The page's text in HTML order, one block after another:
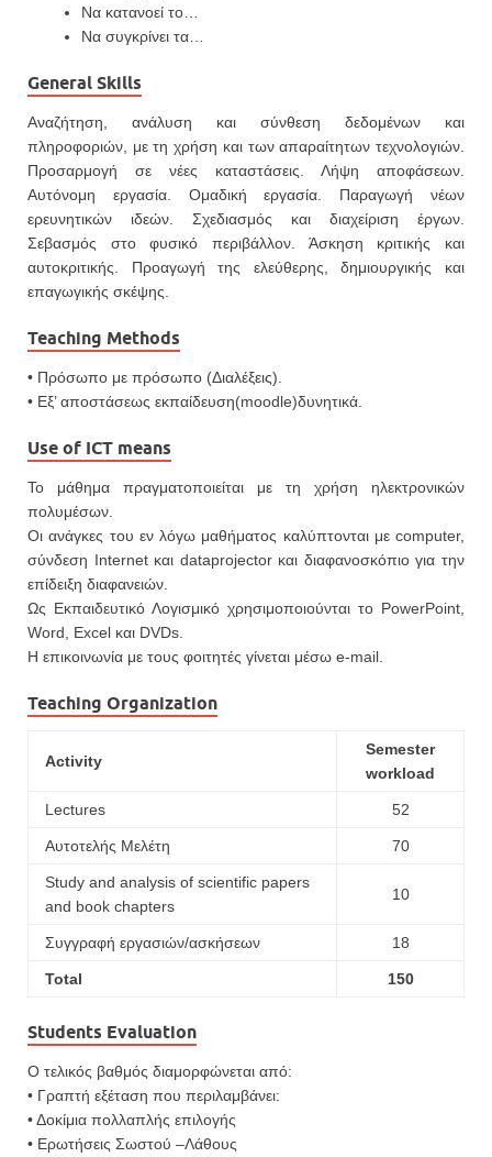
Να κατανοεί το…
Να συγκρίνει τα…
General Skills
Αναζήτηση, ανάλυση και σύνθεση δεδομένων και
πληροφοριών, με τη χρήση και των απαραίτητων τεχνολογιών.
Προσαρμογή σε νέες καταστάσεις. Λήψη αποφάσεων.
Αυτόνομη εργασία. Ομαδική εργασία. Παραγωγή νέων
ερευνητικών ιδεών. Σχεδιασμός και διαχείριση έργων.
Σεβασμός στο φυσικό περιβάλλον. Άσκηση κριτικής και
αυτοκριτικής. Προαγωγή της ελεύθερης, δημιουργικής και
επαγωγικής σκέψης.
Teaching Methods
• Πρόσωπο με πρόσωπο (Διαλέξεις).
• Εξ’ αποστάσεως εκπαίδευση(moodle)δυνητικά.
Use of ICT means
Το μάθημα πραγματοποιείται με τη χρήση ηλεκτρονικών
πολυμέσων.
Οι ανάγκες του εν λόγω μαθήματος καλύπτονται με computer,
σύνδεση Internet και dataprojector και διαφανοσκόπιο για την
επίδειξη διαφανειών.
Ως Εκπαιδευτικό Λογισμικό χρησιμοποιoύνται το PowerPoint,
Word, Excel και DVDs.
Η επικοινωνία με τους φοιτητές γίνεται μέσω e-mail.
Teaching Organization
Activity
Semester
workload
Lectures 52
Αυτοτελής Μελέτη 70
Study and analysis of scientific papers
and book chapters
10
Συγγραφή εργασιών/ασκήσεων 18
Total 150
Students Evaluation
Ο τελικός βαθμός διαμορφώνεται από:
• Γραπτή εξέταση που περιλαμβάνει:
• Δοκίμια πολλαπλής επιλογής
• Ερωτήσεις Σωστού –Λάθους